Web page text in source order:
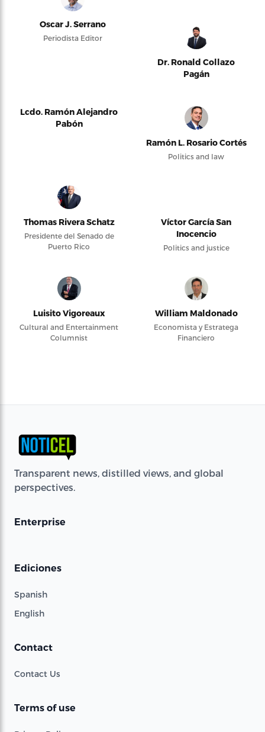
Oscar J. Serrano
Periodista Editor
Dr. Ronald Collazo
Pagán
Lcdo. Ramón Alejandro
Pabón
Ramón L. Rosario Cortés
Politics and law
Thomas Rivera Schatz
Presidente del Senado de
Puerto Rico
Víctor García San
Inocencio
Politics and justice
Luisito Vigoreaux
Cultural and Entertainment
Columnist
William Maldonado
Economista y Estratega
Financiero
Transparent news, distilled views, and global
perspectives.
Enterprise
Ediciones
Spanish
English
Contact
Contact Us
Terms of use